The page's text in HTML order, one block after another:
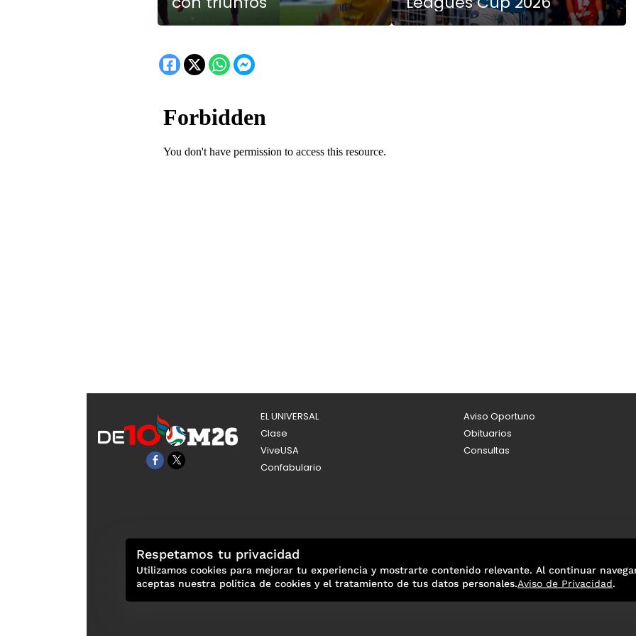
EL UNIVERSAL
Clase
ViveUSA
Confabulario
Aviso Oportuno
Obituarios
Consultas
Respetamos tu privacidad
Utilizamos cookies para mejorar tu experiencia y mostrarte contenido relevante. Al continuar
aceptas nuestra política de cookies y el tratamiento de tus datos personales.Aviso de Privacidad.